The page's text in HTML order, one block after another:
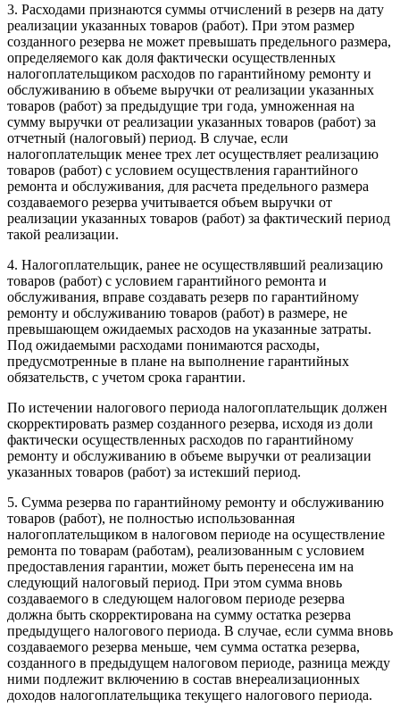
3. Расходами признаются суммы отчислений в резерв на дату
реализации указанных товаров (работ). При этом размер
созданного резерва не может превышать предельного размера,
определяемого как доля фактически осуществленных
налогоплательщиком расходов по гарантийному ремонту и
обслуживанию в объеме выручки от реализации указанных
товаров (работ) за предыдущие три года, умноженная на
сумму выручки от реализации указанных товаров (работ) за
отчетный (налоговый) период. В случае, если
налогоплательщик менее трех лет осуществляет реализацию
товаров (работ) с условием осуществления гарантийного
ремонта и обслуживания, для расчета предельного размера
создаваемого резерва учитывается объем выручки от
реализации указанных товаров (работ) за фактический период
такой реализации.
4. Налогоплательщик, ранее не осуществлявший реализацию
товаров (работ) с условием гарантийного ремонта и
обслуживания, вправе создавать резерв по гарантийному
ремонту и обслуживанию товаров (работ) в размере, не
превышающем ожидаемых расходов на указанные затраты.
Под ожидаемыми расходами понимаются расходы,
предусмотренные в плане на выполнение гарантийных
обязательств, с учетом срока гарантии.
По истечении налогового периода налогоплательщик должен
скорректировать размер созданного резерва, исходя из доли
фактически осуществленных расходов по гарантийному
ремонту и обслуживанию в объеме выручки от реализации
указанных товаров (работ) за истекший период.
5. Сумма резерва по гарантийному ремонту и обслуживанию
товаров (работ), не полностью использованная
налогоплательщиком в налоговом периоде на осуществление
ремонта по товарам (работам), реализованным с условием
предоставления гарантии, может быть перенесена им на
следующий налоговый период. При этом сумма вновь
создаваемого в следующем налоговом периоде резерва
должна быть скорректирована на сумму остатка резерва
предыдущего налогового периода. В случае, если сумма вновь
создаваемого резерва меньше, чем сумма остатка резерва,
созданного в предыдущем налоговом периоде, разница между
ними подлежит включению в состав внереализационных
доходов налогоплательщика текущего налогового периода.